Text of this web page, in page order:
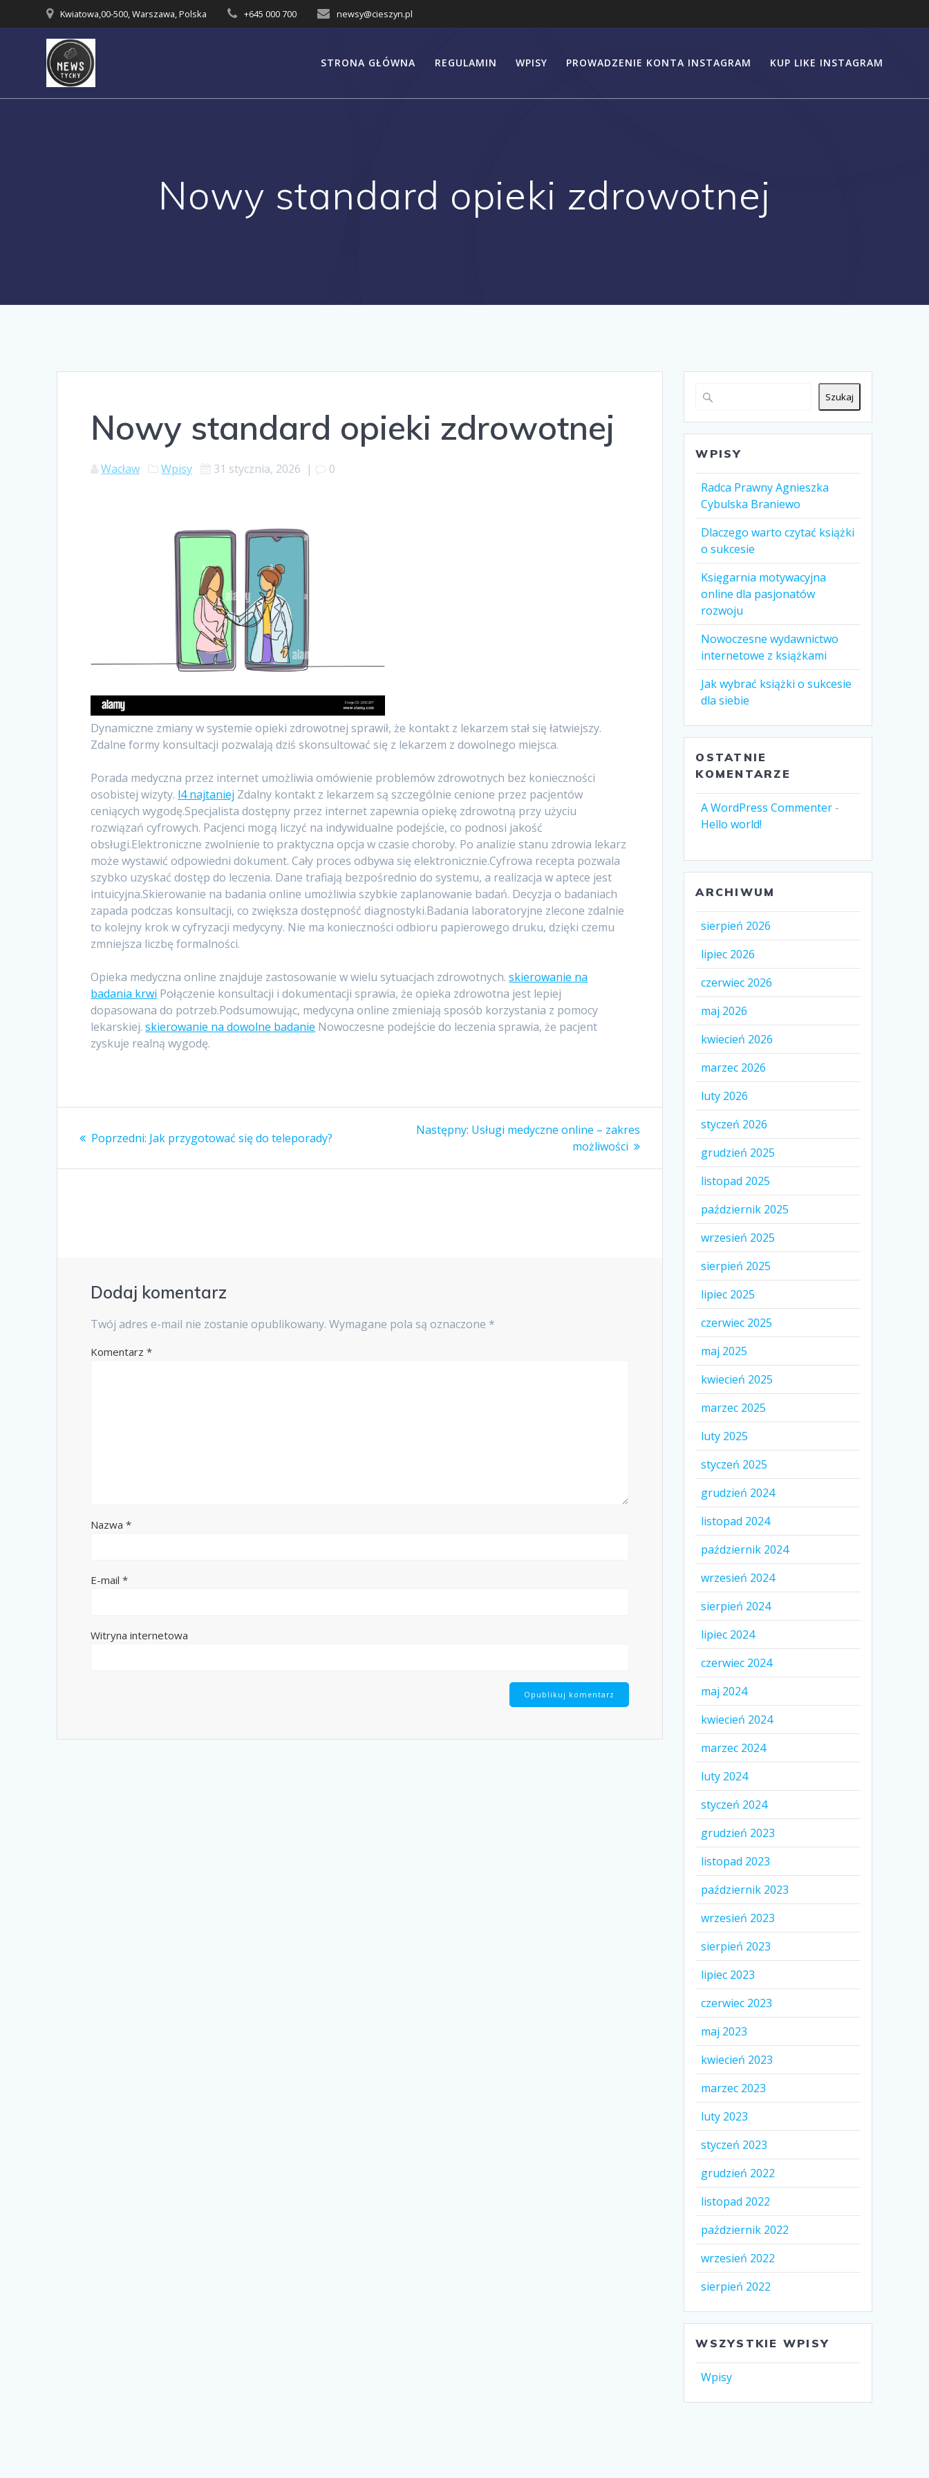
to
Kwiatowa,00-500, Warszawa, Polska +645 000 700 newsy@cieszyn.pl
STRONA GŁÓWNA REGULAMIN WPISY PROWADZENIE KONTA INSTAGRAM KUP LIKE INSTAGRAM
Nowy standard opieki zdrowotnej
Nowy standard opieki zdrowotnej
Wacław Wpisy 31 stycznia, 2026 | 0
Dynamiczne zmiany w systemie opieki zdrowotnej sprawił, że kontakt z lekarzem stał się łatwiejszy.
Zdalne formy konsultacji pozwalają dziś skonsultować się z lekarzem z dowolnego miejsca.
Porada medyczna przez internet umożliwia omówienie problemów zdrowotnych bez konieczności
osobistej wizyty. l4 najtaniej Zdalny kontakt z lekarzem są szczególnie cenione przez pacjentów
ceniących wygodę.Specjalista dostępny przez internet zapewnia opiekę zdrowotną przy użyciu
rozwiązań cyfrowych. Pacjenci mogą liczyć na indywidualne podejście, co podnosi jakość
obsługi.Elektroniczne zwolnienie to praktyczna opcja w czasie choroby. Po analizie stanu zdrowia lekarz
może wystawić odpowiedni dokument. Cały proces odbywa się elektronicznie.Cyfrowa recepta pozwala
szybko uzyskać dostęp do leczenia. Dane trafiają bezpośrednio do systemu, a realizacja w aptece jest
intuicyjna.Skierowanie na badania online umożliwia szybkie zaplanowanie badań. Decyzja o badaniach
zapada podczas konsultacji, co zwiększa dostępność diagnostyki.Badania laboratoryjne zlecone zdalnie
to kolejny krok w cyfryzacji medycyny. Nie ma konieczności odbioru papierowego druku, dzięki czemu
zmniejsza liczbę formalności.
Opieka medyczna online znajduje zastosowanie w wielu sytuacjach zdrowotnych.skierowanie na
badania krwi Połączenie konsultacji i dokumentacji sprawia, że opieka zdrowotna jest lepiej
dopasowana do potrzeb.Podsumowując, medycyna online zmieniają sposób korzystania z pomocy
lekarskiej.skierowanie na dowolne badanie Nowoczesne podejście do leczenia sprawia, że pacjent
zyskuje realną wygodę.
wpisu
Poprzedni: Poprzedni
Jak przygotować się do teleporady?
Następny: Następny
Usługi medyczne online – zakres
możliwości
Dodaj komentarz
Twój adres e-mail nie zostanie opublikowany. Wymagane pola są oznaczone *
Komentarz*
Nazwa*
E-mail*
Witryna internetowa
Szukaj
WPISY
Radca Prawny Agnieszka
Cybulska Braniewo
Dlaczego warto czytać książki
o sukcesie
Księgarnia motywacyjna
online dla pasjonatów
rozwoju
Nowoczesne wydawnictwo
internetowe z książkami
Jak wybrać książki o sukcesie
dla siebie
OSTATNIE
KOMENTARZE
A WordPress Commenter -
Hello world!
ARCHIWUM
sierpień 2026
lipiec 2026
czerwiec 2026
maj 2026
kwiecień 2026
marzec 2026
luty 2026
styczeń 2026
grudzień 2025
listopad 2025
październik 2025
wrzesień 2025
sierpień 2025
lipiec 2025
czerwiec 2025
maj 2025
kwiecień 2025
marzec 2025
luty 2025
styczeń 2025
grudzień 2024
listopad 2024
październik 2024
wrzesień 2024
sierpień 2024
lipiec 2024
czerwiec 2024
maj 2024
kwiecień 2024
marzec 2024
luty 2024
styczeń 2024
grudzień 2023
listopad 2023
październik 2023
wrzesień 2023
sierpień 2023
lipiec 2023
czerwiec 2023
maj 2023
kwiecień 2023
marzec 2023
luty 2023
styczeń 2023
grudzień 2022
listopad 2022
październik 2022
wrzesień 2022
sierpień 2022
WSZYSTKIE WPISY
Wpisy